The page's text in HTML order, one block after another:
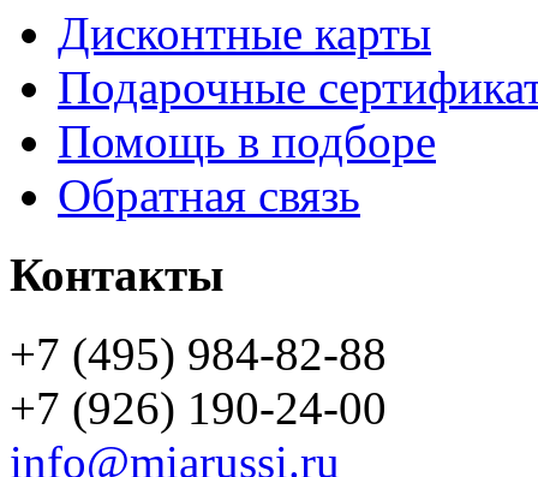
Дисконтные карты
Подарочные
Помощь в подборе
Обратная связь
Контакты
+7 (495) 984-82-88
+7 (926) 190-24-00
info@miarussi.ru